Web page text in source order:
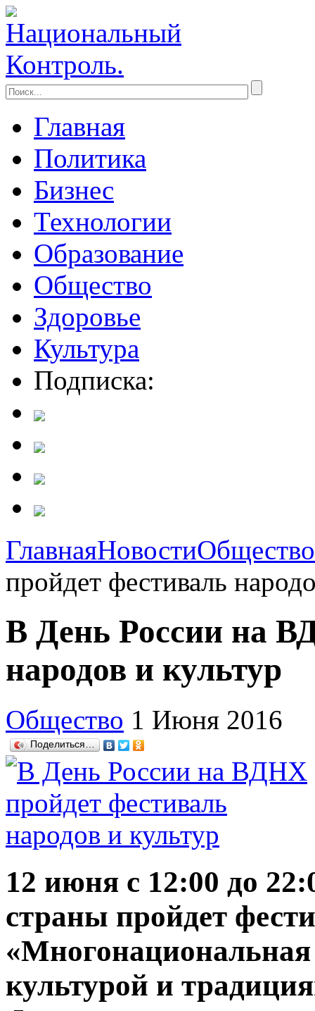
Главная
Политика
Бизнес
Технологии
Образование
Общество
Здоровье
Культура
Подписка:
ГлавнаяНовостиОбщество
пройдет фестиваль
В День России на
народов и культур
Общество 1 Июня 2016
Поделиться…
12 июня с 12:00 до
страны пройдет
культурой и